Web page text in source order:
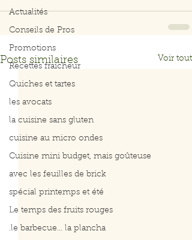
Actualités
Conseils de Pros
Promotions
Recettes fraicheur
Quiches et tartes
les avocats
la cuisine sans gluten
cuisine au micro ondes
Cuisine mini budget, mais goûteuse
avec les feuilles de brick
spécial printemps et été
Le temps des fruits rouges
.le barbecue... la plancha
Posts similaires Voir tout